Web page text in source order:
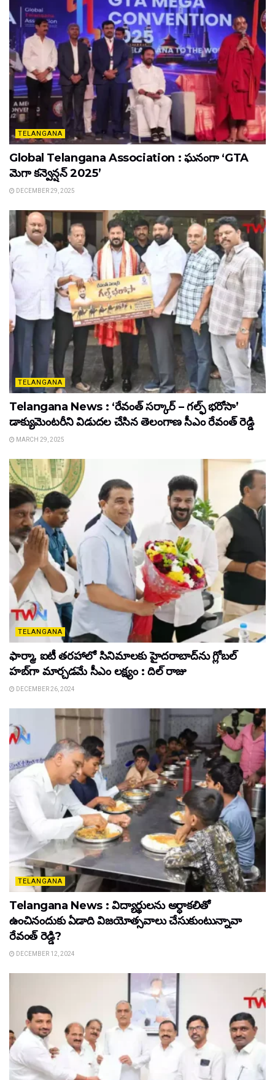
TELANGANA
Global Telangana Association : ఘనంగా ‘GTA
మెగా కన్వెన్షన్ 2025’
DECEMBER 29, 2025
TELANGANA
Telangana News : ‘రేవంత్ సర్కార్ – గల్ఫ్ భరోసా’
డాక్యుమెంటరీని విడుదల చేసిన తెలంగాణ సీఎం రేవంత్ రెడ్డి
MARCH 29, 2025
TELANGANA
ఫార్మా, ఐటీ తరహాలో సినిమాలకు హైదరాబాద్‌ను గ్లోబల్
హబ్‌గా మార్చడమే సీఎం లక్ష్యం : దిల్ రాజు
DECEMBER 26, 2024
TELANGANA
Telangana News : విద్యార్థులను అర్ధాకలితో
ఉంచినందుకు ఏడాది విజయోత్సవాలు చేసుకుంటున్నావా
రేవంత్ రెడ్డి?
DECEMBER 12, 2024